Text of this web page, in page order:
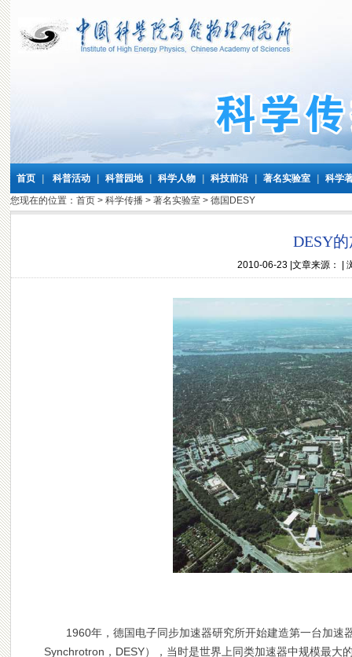
首页 科普活动 科普园地 科学人物 科技前沿 著名实验室
科学
您现在的位置： 首页> 科学传播> 著名实验室> 德国DESY
DESY
2010-06-23 |文章来源： |
1960年，德国电子同步加速器研究所开始建造第一台加
Synchrotron，DESY），当时是世界上同类加速器中规模最大